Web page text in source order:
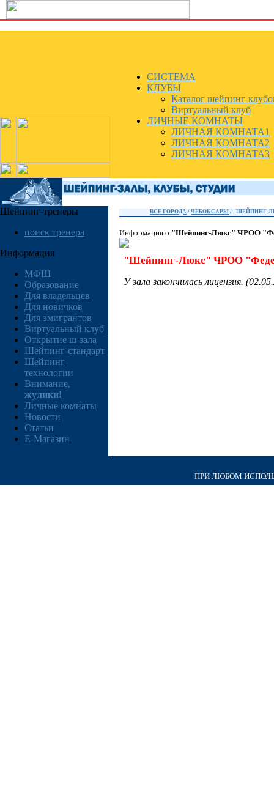
СИСТЕМА
КЛУБЫ
Каталог шейпинг-
Виртуальный клуб
ЛИЧНЫЕ КОМНАТЫ
ЛИЧНАЯ КОМНАТА1
ЛИЧНАЯ КОМНАТА2
ЛИЧНАЯ КОМНАТА3
Шейпинг-тренеры
поиск тренера
Информация
МФШ
Образование
Для владельцев
Для новичков
Для эмигрантов
Виртуальный клуб
Открытие ш-зала
Шейпинг-стандарт
Шейпинг-
технологии
Внимание,
жулики!
Личные комнаты
Новости
Статьи
E-Магазин
ВСЕ ГОРОДА /ЧЕБОКСАРЫ / "ШЕЙПИНГ-
Информация о "Шейпинг-Люкс" ЧРОО
"Шейпинг-Люкс" ЧРОО
У зала закончилась лицензия.
ПРИ ЛЮБОМ